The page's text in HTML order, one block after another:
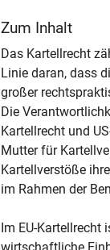
Zum Inhalt
Das Kartellrecht
Linie daran, dass
großer
Die
Kartellrecht und
Mutter für
Kartellverstöße
im Rahmen der
Im EU-